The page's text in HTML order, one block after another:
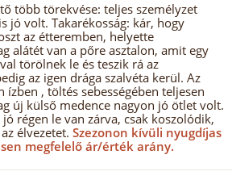
több törekvése: teljes személyzet
jó volt. Takarékosság: kár, hogy
az étteremben, helyette
alátét van a pőre asztalon, amit egy
törölnek le és teszik rá az
az igen drága szalvéta kerül. Az
ízben , töltés sebességében teljesen
új külső medence nagyon jó ötlet volt.
régen le van zárva, csak koszolódik,
élvezetet. Szezonon kívüli nyugdíjas
megfelelő ár/érték arány.